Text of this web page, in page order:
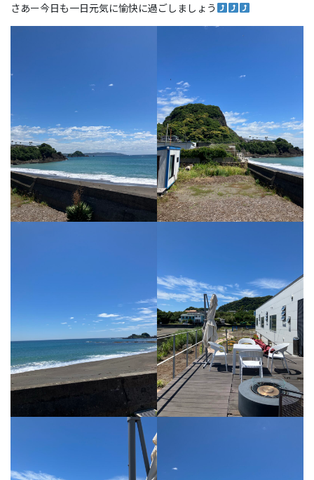
さあー今日も一日元気に愉快に過ごしましょう